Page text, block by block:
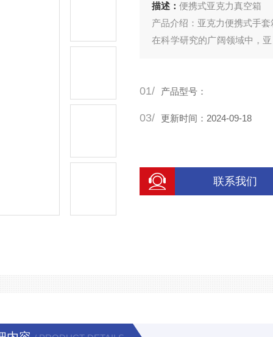
描述：便携式亚克力真空箱
产品介绍：亚克力便携式手
在科学研究的广阔领域中，
01/ 产品型号：
03/ 更新时间：2024-09-18
联系我们